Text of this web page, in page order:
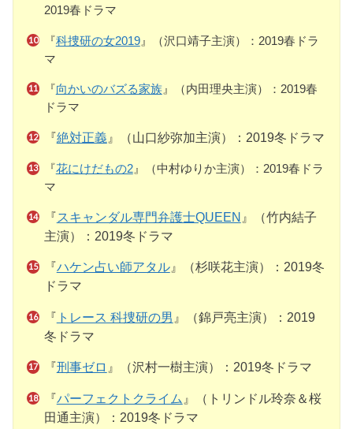
2019春ドラマ
『科捜研の女2019』（沢口靖子主演）：2019春ドラ
マ
『向かいのバズる家族』（内田理央主演）：2019春
ドラマ
『絶対正義』（山口紗弥加主演）：2019冬ドラマ
『花にけだもの2』（中村ゆりか主演）：2019春ドラ
マ
『スキャンダル専門弁護士QUEEN 』（竹内結子
主演）：2019冬ドラマ
『ハケン占い師アタル』（杉咲花主演）：2019冬
ドラマ
『 トレース 科捜研の男 』（錦戸亮主演）：2019
冬ドラマ
『刑事ゼロ 』（沢村一樹主演）：2019冬ドラマ
『パーフェクトクライム 』（トリンドル玲奈＆桜
田通主演）：2019冬ドラマ